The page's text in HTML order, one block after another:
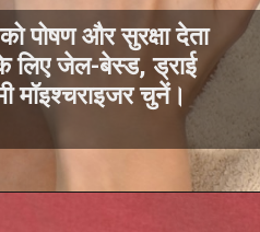
पोषण और सुरक्षा देता
जेल-बेस्ड, ड्राई
मॉइश्चराइजर चुनें।